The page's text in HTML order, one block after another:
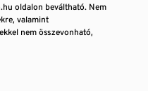
oldalon beváltható. Nem
valamint
nem összevonható,